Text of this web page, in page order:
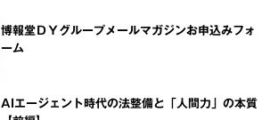
博報堂ＤＹグループメールマガジンお申込みフォ
ーム
AIエージェント時代の法整備と「人間力」の本質